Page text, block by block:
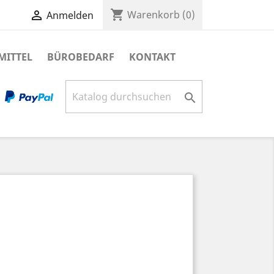
 Anmelden shopping_cart Warenkorb (0)
BÜROBEDARF KONTAKT
